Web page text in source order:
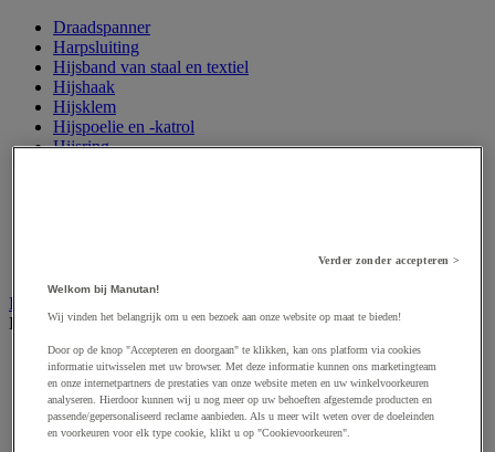
Draadspanner
Harpsluiting
Hijsband van staal en textiel
Hijshaak
Hijsklem
Hijspoelie en -katrol
Hijsring
Industriële en magazijnstellingen
Bekijk de hele productgroep
Doorschuifstelling en doorrolstelling
Draagarmstelling voor lange lasten
Entresol voor magazijn
Lichte stelling
Middelzware stelling
Verder zonder accepteren >
Welkom bij Manutan!
Wij vinden het belangrijk om u een bezoek aan onze website op maat te bieden!
Door op de knop "Accepteren en doorgaan" te klikken, kan ons platform via cookies
informatie uitwisselen met uw browser. Met deze informatie kunnen ons marketingteam
en onze internetpartners de prestaties van onze website meten en uw winkelvoorkeuren
analyseren. Hierdoor kunnen wij u nog meer op uw behoeften afgestemde producten en
passende/gepersonaliseerd reclame aanbieden. Als u meer wilt weten over de doeleinden
en voorkeuren voor elk type cookie, klikt u op "Cookievoorkeuren".